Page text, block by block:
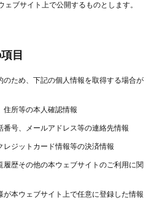
ェブサイト上で公開するものとします。
目
のため、下記の個人情報を取得する場合が
住所等の本人確認情報
番号、メールアドレス等の連絡先情報
レジットカード情報等の決済情報
履歴その他の本ウェブサイトのご利用に関
が本ウェブサイト上で任意に登録した情報